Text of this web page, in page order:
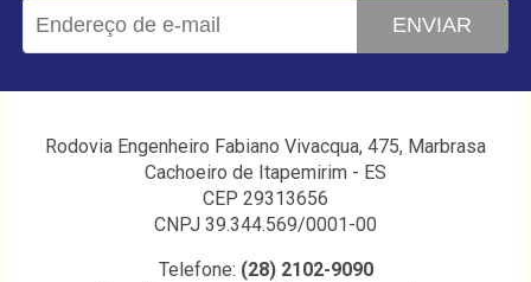
ENVIAR
Rodovia Engenheiro Fabiano Vivacqua, 475, Marbrasa
Cachoeiro de Itapemirim - ES
CEP 29313656
CNPJ 39.344.569/0001-00
Telefone: (28) 2102-9090